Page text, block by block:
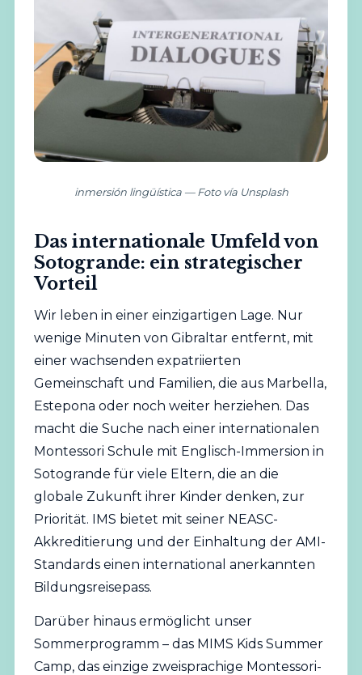
inmersión lingüística — Foto vía Unsplash
Das internationale Umfeld von
Sotogrande: ein strategischer
Vorteil
Wir leben in einer einzigartigen Lage. Nur
wenige Minuten von Gibraltar entfernt, mit
einer wachsenden expatriierten
Gemeinschaft und Familien, die aus Marbella,
Estepona oder noch weiter herziehen. Das
macht die Suche nach einer internationalen
Montessori Schule mit Englisch-Immersion in
Sotogrande für viele Eltern, die an die
globale Zukunft ihrer Kinder denken, zur
Priorität. IMS bietet mit seiner NEASC-
Akkreditierung und der Einhaltung der AMI-
Standards einen international anerkannten
Bildungsreisepass.
Darüber hinaus ermöglicht unser
Sommerprogramm – das MIMS Kids Summer
Camp, das einzige zweisprachige Montessori-